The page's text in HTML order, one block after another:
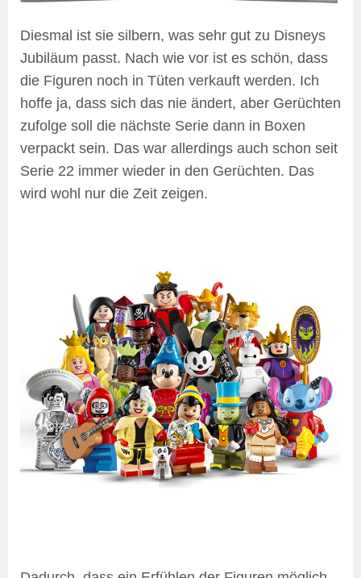
Diesmal ist sie silbern, was sehr gut zu Disneys
Jubiläum passt. Nach wie vor ist es schön, dass
die Figuren noch in Tüten verkauft werden. Ich
hoffe ja, dass sich das nie ändert, aber Gerüchten
zufolge soll die nächste Serie dann in Boxen
verpackt sein. Das war allerdings auch schon seit
Serie 22 immer wieder in den Gerüchten. Das
wird wohl nur die Zeit zeigen.